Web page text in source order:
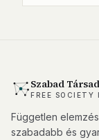
Szabad
FREE
Független
szabadabb és